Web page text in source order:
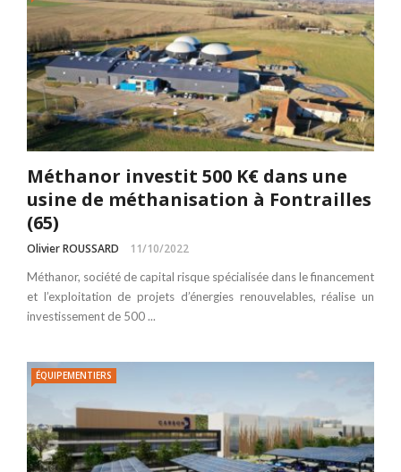
Méthanor investit 500 K€ dans une
usine de méthanisation à Fontrailles
(65)
Olivier ROUSSARD 11/10/2022
Méthanor, société de capital risque spécialisée dans le financement
et l’exploitation de projets d’énergies renouvelables, réalise un
investissement de 500 ...
ÉQUIPEMENTIERS